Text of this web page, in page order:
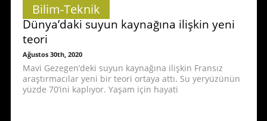
Bilim-Teknik
Dünya’daki suyun kaynağına ilişkin yeni
teori
Ağustos 30th, 2020
Mavi Gezegen’deki suyun kaynağına ilişkin Fransız
araştırmacılar yeni bir teori ortaya attı. Su yeryüzünün
yüzde 70’ini kaplıyor. Yaşam için hayati